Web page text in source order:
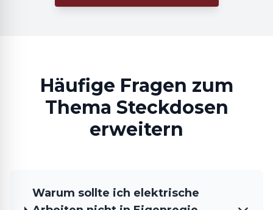
Häufige Fragen zum
Thema Steckdosen
erweitern
Warum sollte ich elektrische